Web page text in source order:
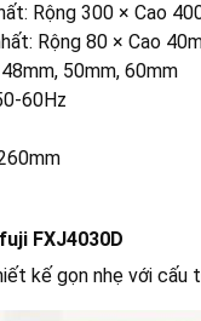
dàng
Rộng 300 × Cao
Rộng 80 × Cao
50mm, 60mm
60Hz
FXJ4030D
kế gọn nhẹ với cấu